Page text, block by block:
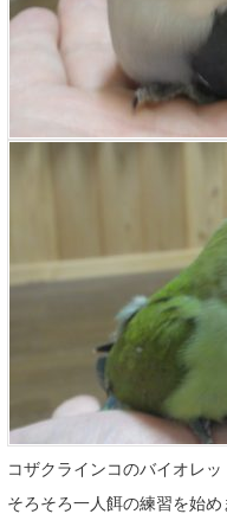
コザクラインコのバイオレッ
そろそろ一人餌の練習を始め